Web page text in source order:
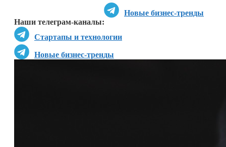
Новые бизнес-тренды
Наши телеграм-каналы:
Стартапы и технологии
Новые бизнес-тренды